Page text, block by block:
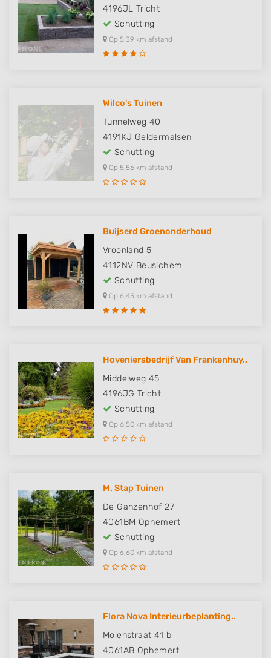
4196JL Tricht
Schutting
Op 5,39 km afstand
Wilco's Tuinen
Tunnelweg 40
4191KJ Geldermalsen
Schutting
Op 5,56 km afstand
Buijserd Groenonderhoud
Vroonland 5
4112NV Beusichem
Schutting
Op 6,45 km afstand
Hoveniersbedrijf Van Frankenhuy..
Middelweg 45
4196JG Tricht
Schutting
Op 6,50 km afstand
M. Stap Tuinen
De Ganzenhof 27
4061BM Ophemert
Schutting
Op 6,60 km afstand
Flora Nova Interieurbeplanting..
Molenstraat 41 b
4061AB Ophemert